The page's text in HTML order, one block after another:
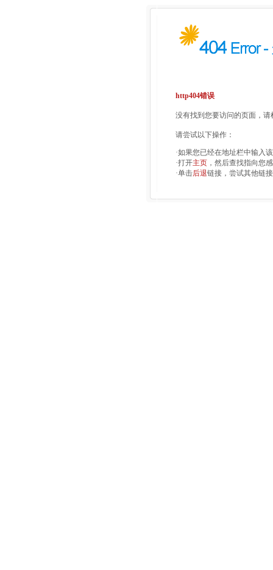
http404错误
没有找到您要访问的页面，
请尝试以下操作：
·如果您已经在地址栏中输入
·打开主页 ，然后查找指向您
·单击后退链接，尝试其他链